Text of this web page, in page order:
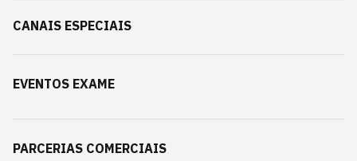
CANAIS ESPECIAIS
EVENTOS EXAME
PARCERIAS COMERCIAIS